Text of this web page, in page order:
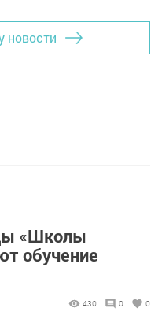
новости
«Школы
обучение
430 0 0